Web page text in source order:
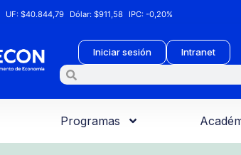
UF:$40.844,79 Dólar:$911,58 IPC:-0,20%
Iniciar sesión Intranet
Programas